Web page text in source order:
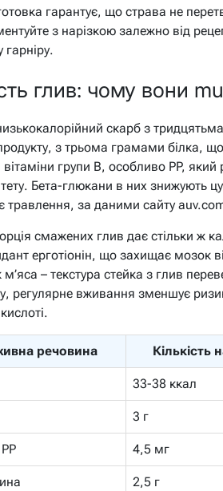
гарантує, що страва не
з нарізкою залежно від
гарніру.
глив: чому вони
скарб з
з трьома грамами білка,
вітаміни групи B, особливо PP,
Бета-глюкани в них знижують
травлення, за даними сайту
смажених глив дає стільки ж
ерготіонін, що захищає мозок
м’яса – текстура стейка з глив
регулярне вживання зменшує
речовина Кількість
33-38 ккал
3 г
4,5 мг
2,5 г